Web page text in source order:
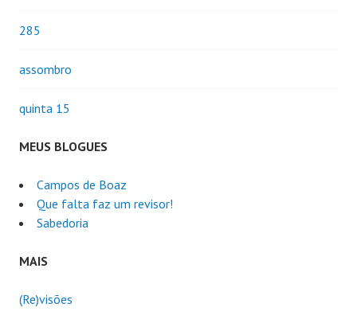
285
assombro
quinta 15
MEUS BLOGUES
Campos de Boaz
Que falta faz um revisor!
Sabedoria
MAIS
(Re)visões